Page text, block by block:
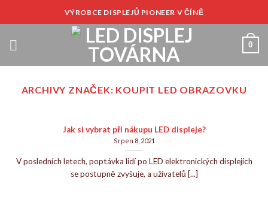
na
VÝROBCE DISPLEJŮ PIONEER V ČÍNĚ
0
ARCHIVY ZNAČEK: KOUPIT LED OBRAZOVKU
Jak si vybrat při nákupu LED displeje?
Srpen 8, 2021
V posledních letech, poptávka lidí po LED elektronických displejích
se postupně zvyšuje, a uživatelů [...]